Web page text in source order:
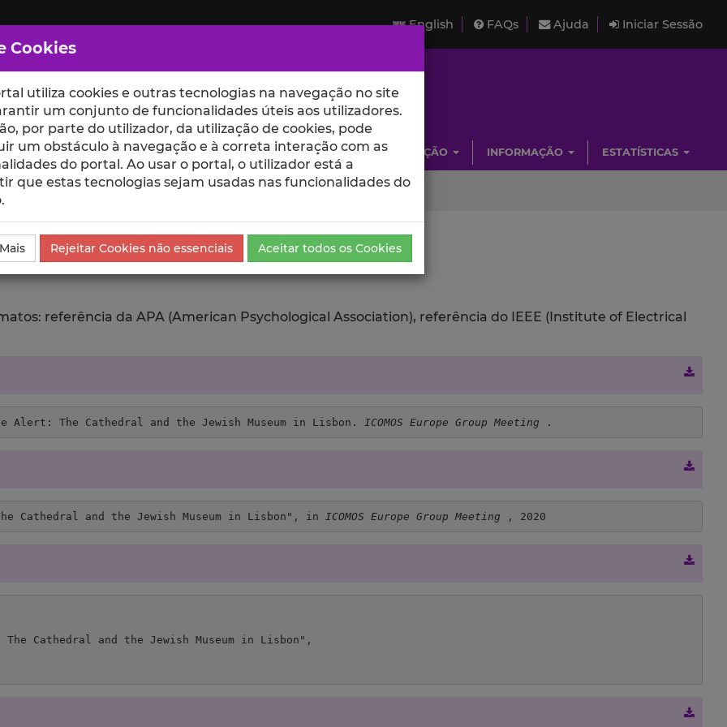
English FAQs Ajuda Iniciar Sessão
ESCOLAS UNIDADES INVESTIGAÇÃO INFORMAÇÃO ESTATÍSTICAS
Comunicação Exportar
referência da APA (American Psychological Association), referência do IEEE (Institute of Electrical
The Cathedral and the Jewish Museum in Lisbon. ICOMOS Europe Group Meeting .
Cathedral and the Jewish Museum in Lisbon", in ICOMOS Europe Group Meeting , 2020
Cookies
utiliza cookies e outras tecnologias na navegação no site
um conjunto de funcionalidades úteis aos utilizadores.
por parte do utilizador, da utilização de cookies, pode
um obstáculo à navegação e à correta interação com as
do portal. Ao usar o portal, o utilizador está a
que estas tecnologias sejam usadas nas funcionalidades do
Rejeitar Cookies não essenciais Aceitar todos os Cookies